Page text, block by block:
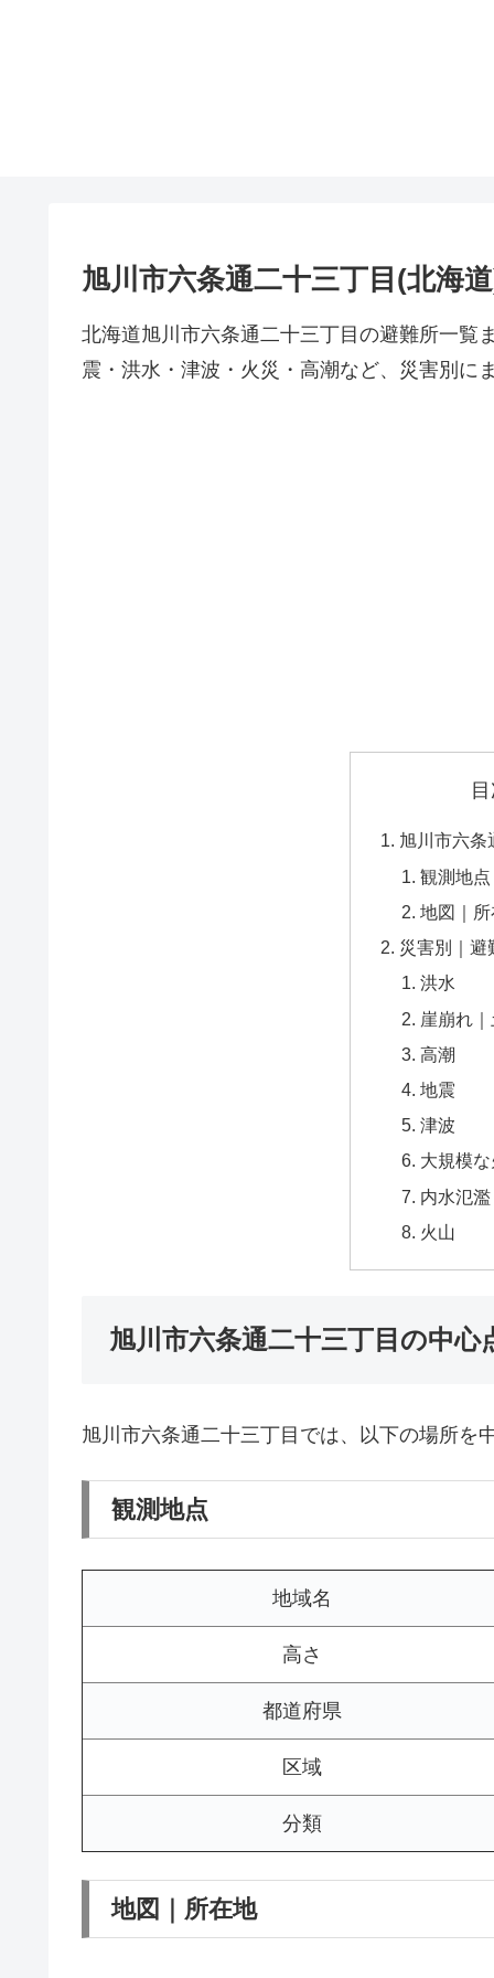
旭川市六条通二十三丁目(北海
北海道旭川市六条通二十三丁目の避難所一覧
震・洪水・津波・火災・高潮など、災害別に
旭川市六条
観測地点
地図｜
災害別｜避
洪水
崖崩れ
高潮
地震
津波
大規模
内水氾濫
火山
旭川市六条通二十三丁目の中心
旭川市六条通二十三丁目では、以下の場所を
観測地点
地域名
高さ
都道府県
区域
分類
地図｜所在地